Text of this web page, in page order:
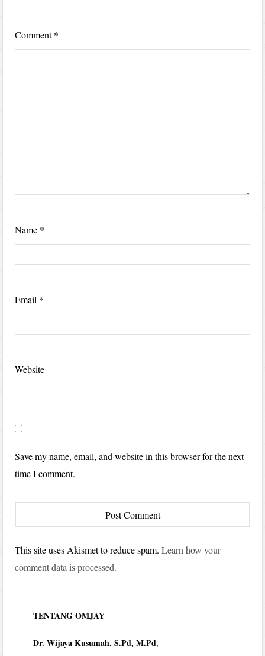
Comment*
Name *
Email *
Website
Save my name, email, and website in this browser for the next
time I comment.
This site uses Akismet to reduce spam.Learn how your
comment data is processed.
TENTANG OMJAY
Dr. Wijaya Kusumah, S.Pd, M.Pd,